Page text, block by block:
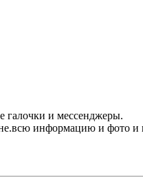
галочки и мессенджеры.
информацию и фото и